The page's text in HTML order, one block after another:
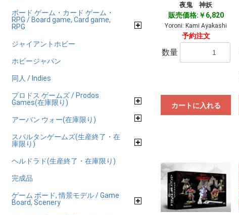
ボード ゲーム・カード ゲーム・
RPG / Board game, Card game,
RPG
ジャイアントホビー
ホビージャパン
同人 / Indies
プロドス ゲームズ / Prodos
Games(在庫限り)
アーバン ウォー(在庫限り)
スパルタンゲームズ(生産終了・在
庫限り)
ヘルドラド(生産終了・在庫限り)
完成品
ゲーム ボード, 情景モデル / Game
Board, Scenery
夜鬼 神妖
販売価格:￥6,820
Yoroni: Kami Ayakashi
予約注文
数量
カートに入れる